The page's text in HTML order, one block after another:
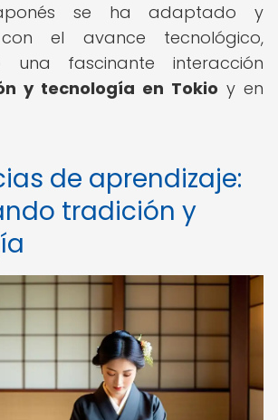
se ha adaptado y
el avance tecnológico,
una fascinante interacción
y tecnología en Tokio y en
de aprendizaje:
tradición y